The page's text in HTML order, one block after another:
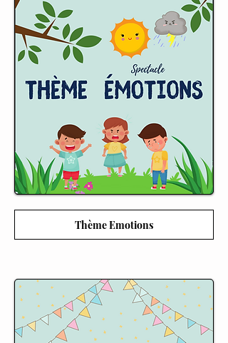
Thème Emotions